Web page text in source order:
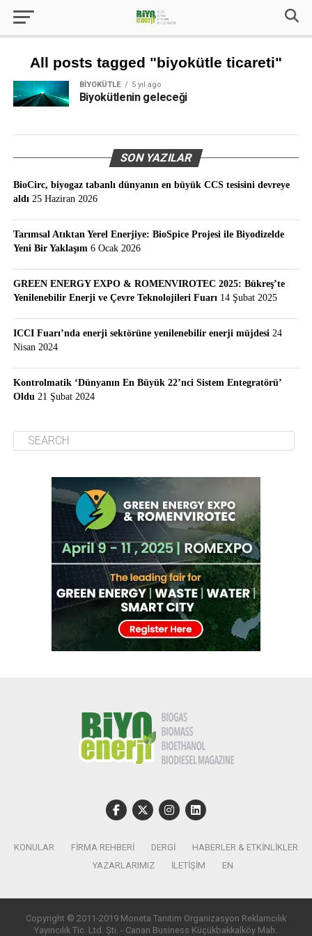
All posts tagged "biyokütle ticareti"
BIYOKÜTLE 5 yıl ago
Biyokütlenin geleceği
SON YAZILAR
BioCirc, biyogaz tabanlı dünyanın en büyük CCS tesisini devreye
aldı 25 Haziran 2026
Tarımsal Atıktan Yerel Enerjiye: BioSpice Projesi ile Biyodizelde
Yeni Bir Yaklaşım 6 Ocak 2026
GREEN ENERGY EXPO & ROMENVIROTEC 2025: Bükreş’te
Yenilenebilir Enerji ve Çevre Teknolojileri Fuarı 14 Şubat 2025
ICCI Fuarı’nda enerji sektörüne yenilenebilir enerji müjdesi 24
Nisan 2024
Kontrolmatik ‘Dünyanın En Büyük 22’nci Sistem Entegratörü’
Oldu 21 Şubat 2024
KONULAR FIRMA REHBERI DERGI
HABERLER & ETKINLIKLER
YAZARLARIMIZ
İLETIŞIM EN
Copyright © 2011-2019 Moneta Tanıtım Organizasyon Reklamcılık
Yayıncılık Tic. Ltd. Şti. - Canan Business Küçükbakkalköy Mah.